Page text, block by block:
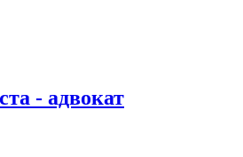
- адвокат